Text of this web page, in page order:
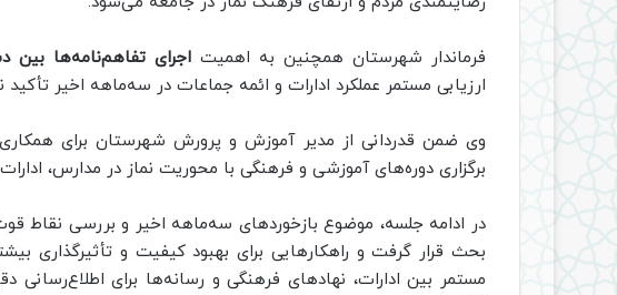
فرماندار شهرستان همچنین به اهمیت اجرای تفاهم‌نامه‌ها بین
ارزیابی مستمر عملکرد ادارات و ائمه جماعات در سه‌ماهه اخیر تأکید
وی ضمن قدردانی از مدیر آموزش و پرورش شهرستان برای
برگزاری دوره‌های آموزشی و فرهنگی با محوریت نماز در مدارس،
در ادامه جلسه، موضوع بازخوردهای سه‌ماهه اخیر و بررسی نقاط
بحث قرار گرفت و راهکارهایی برای بهبود کیفیت و تأثیرگذاری
مستمر بین ادارات، نهادهای فرهنگی و رسانه‌ها برای